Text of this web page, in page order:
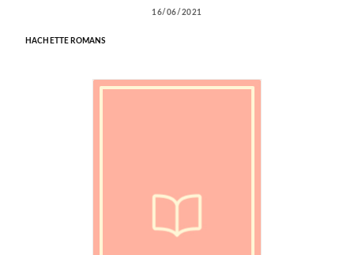
16/06/2021
HACHETTE ROMANS